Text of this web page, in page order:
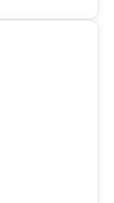
朴な疑問
業に専念